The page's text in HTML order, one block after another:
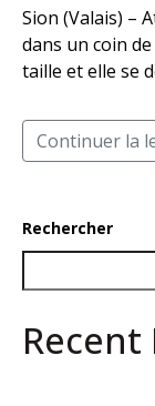
Sion (Valais) –
dans un coin
taille et elle se
Continuer la
Rechercher
Recent